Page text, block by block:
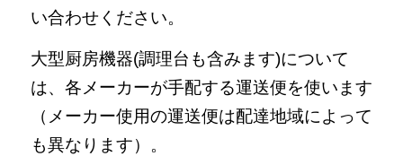
い合わせください。
大型厨房機器(調理台も含みます)について
は、各メーカーが手配する運送便を使います
（メーカー使用の運送便は配達地域によって
も異なります）。